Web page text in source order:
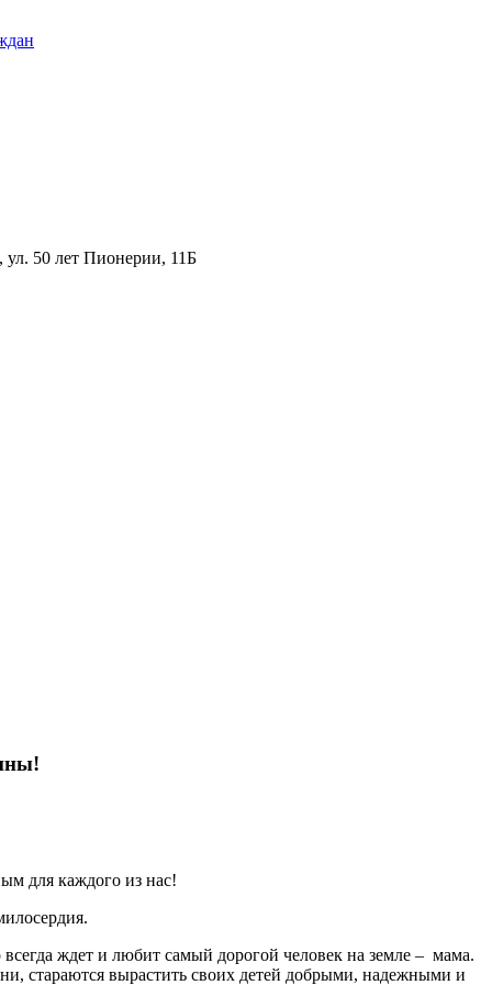
50 лет Пионерии, 11Б
для каждого из нас!
ждет и любит самый дорогой человек на земле – мама.
стараются вырастить своих детей добрыми, надежными и